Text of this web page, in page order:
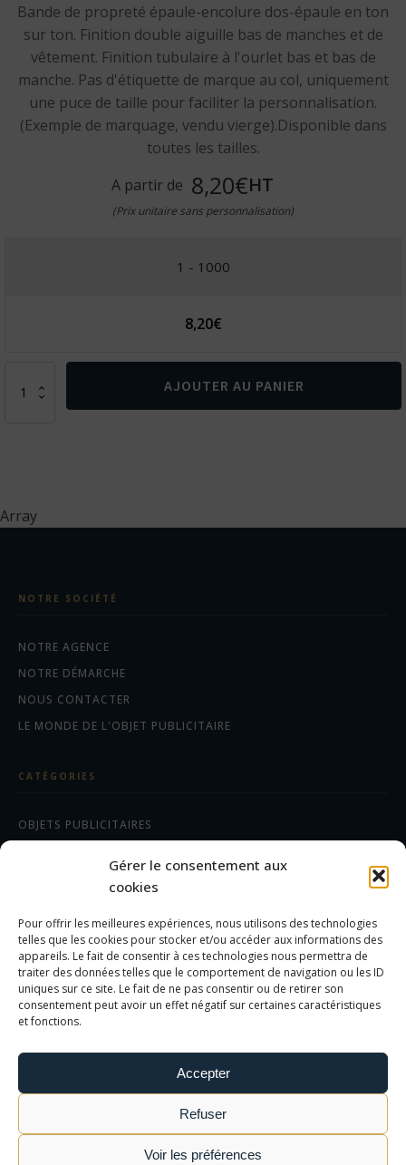
Gérer le consentement aux
cookies
Pour offrir les meilleures expériences, nous utilisons des technologies
telles que les cookies pour stocker et/ou accéder aux informations des
appareils. Le fait de consentir à ces technologies nous permettra de
traiter des données telles que le comportement de navigation ou les ID
uniques sur ce site. Le fait de ne pas consentir ou de retirer son
consentement peut avoir un effet négatif sur certaines caractéristiques
et fonctions.
Accepter
Refuser
Voir les préférences
Bande de propreté épaule-encolure dos-épaule en ton
sur ton. Finition double aiguille bas de manches et de
vêtement. Finition tubulaire à l'ourlet bas et bas de
manche. Pas d'étiquette de marque au col, uniquement
une puce de taille pour faciliter la personnalisation.
(Exemple de marquage, vendu vierge).Disponible dans
toutes les tailles.
A partir de 8,20€HT
(Prix unitaire sans personnalisation)
1 - 1000
8,20€
AJOUTER AU PANIER
Array
NOTRE SOCIÉTÉ
NOTRE AGENCE
NOTRE DÉMARCHE
NOUS CONTACTER
LE MONDE DE L'OBJET PUBLICITAIRE
CATÉGORIES
OBJETS PUBLICITAIRES
AIDE/FAQ
LES DIFFÉRENTS MARQUAGES
FOIRE AUX QUESTIONS
INFORMATIONS LÉGALES
MENTIONS LÉGALES
POLITIQUE DE CONFIDENTIALITÉ